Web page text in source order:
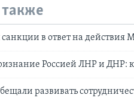
санкции в ответ на действия
Россией ЛНР и ДНР:
развивать